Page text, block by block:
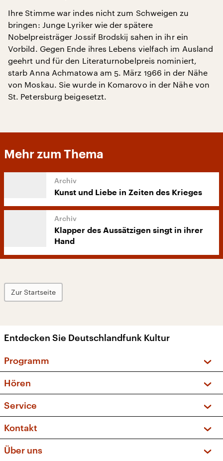
Ihre Stimme war indes nicht zum Schweigen zu
bringen: Junge Lyriker wie der spätere
Nobelpreisträger Jossif Brodskij sahen in ihr ein
Vorbild. Gegen Ende ihres Lebens vielfach im Ausland
geehrt und für den Literaturnobelpreis nominiert,
starb Anna Achmatowa am 5. März 1966 in der Nähe
von Moskau. Sie wurde in Komarovo in der Nähe von
St. Petersburg beigesetzt.
Mehr zum Thema
Kunst und Liebe in Zeiten des Krieges
Klapper des Aussätzigen singt in ihrer
Hand
Zur Startseite
Entdecken Sie Deutschlandfunk Kultur
Programm
Sendungen und Podcasts
Musikliste
Kakadu – Das Kinderprogramm
Hören
Frequenzen (UKW + DAB+)
Service
FAQ
Apps
Newsletter
Kontakt
Über uns